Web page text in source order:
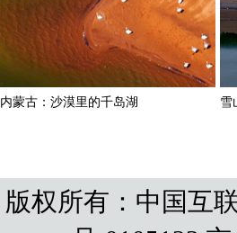
版权所有：中国互